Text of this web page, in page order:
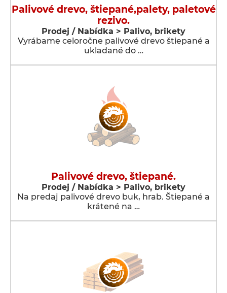
Palivové drevo, štiepané,palety, paletové
rezivo.
Prodej / Nabídka > Palivo, brikety
Vyrábame celoročne palivové drevo štiepané a
ukladané do …
Palivové drevo, štiepané.
Prodej / Nabídka > Palivo, brikety
Na predaj palivové drevo buk, hrab. Štiepané a
krátené na …